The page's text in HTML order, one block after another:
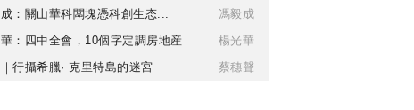
：關山華科闆塊憑科創生态...
馮毅成
：四中全會，10個字定調房地産
楊光華
行攝希臘· 克里特島的迷宮
蔡穗聲